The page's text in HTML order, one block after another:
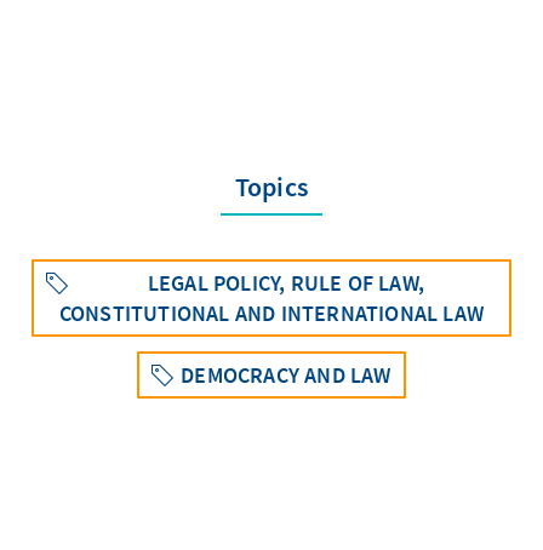
Topics
LEGAL POLICY, RULE OF LAW,
CONSTITUTIONAL AND INTERNATIONAL LAW
DEMOCRACY AND LAW